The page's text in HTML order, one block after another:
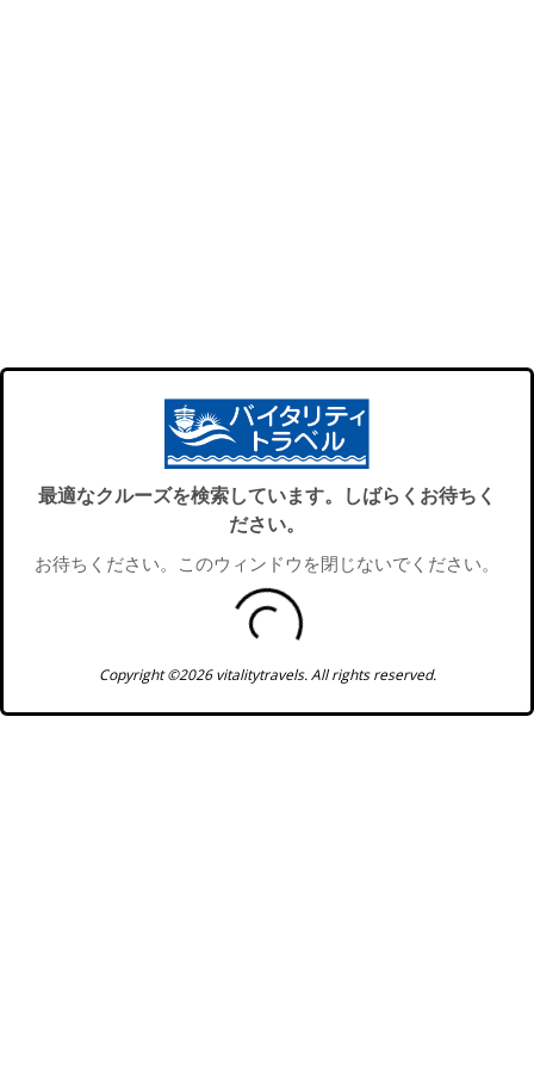
最適なクルーズを検索しています。しばらくお待ちく
ださい。
お待ちください。このウィンドウを閉じないでください。
Copyright ©2026 vitalitytravels. All rights reserved.